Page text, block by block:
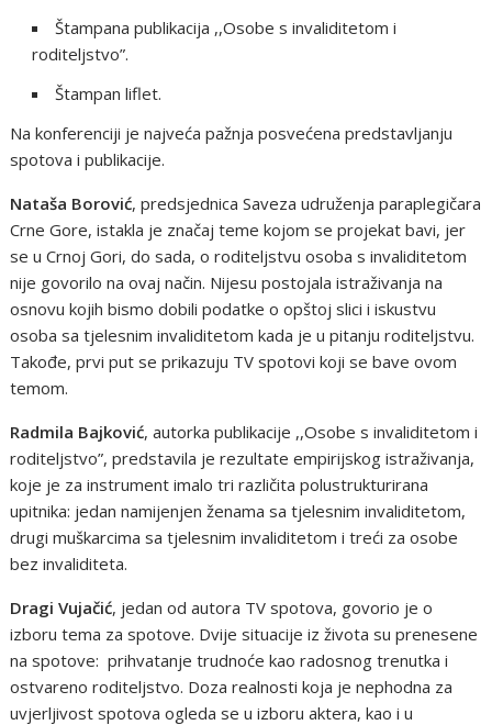
Štampana publikacija ,,Osobe s invaliditetom i
roditeljstvo”.
Štampan liflet.
Na konferenciji je najveća pažnja posvećena predstavljanju
spotova i publikacije.
Nataša Borović, predsjednica Saveza udruženja paraplegičara
Crne Gore, istakla je značaj teme kojom se projekat bavi, jer
se u Crnoj Gori, do sada, o roditeljstvu osoba s invaliditetom
nije govorilo na ovaj način. Nijesu postojala istraživanja na
osnovu kojih bismo dobili podatke o opštoj slici i iskustvu
osoba sa tjelesnim invaliditetom kada je u pitanju roditeljstvu.
Takođe, prvi put se prikazuju TV spotovi koji se bave ovom
temom.
Radmila Bajković, autorka publikacije ,,Osobe s invaliditetom i
roditeljstvo”, predstavila je rezultate empirijskog istraživanja,
koje je za instrument imalo tri različita polustrukturirana
upitnika: jedan namijenjen ženama sa tjelesnim invaliditetom,
drugi muškarcima sa tjelesnim invaliditetom i treći za osobe
bez invaliditeta.
Dragi Vujačić, jedan od autora TV spotova, govorio je o
izboru tema za spotove. Dvije situacije iz života su prenesene
na spotove: prihvatanje trudnoće kao radosnog trenutka i
ostvareno roditeljstvo. Doza realnosti koja je nephodna za
uvjerljivost spotova ogleda se u izboru aktera, kao i u